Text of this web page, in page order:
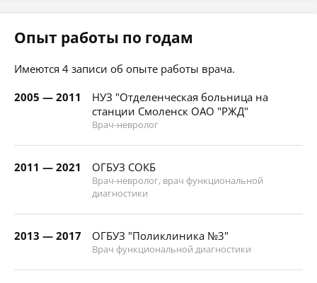
Опыт работы по годам
Имеются 4 записи об опыте работы врача.
2005 — 2011
НУЗ "Отделенческая больница на
станции Смоленск ОАО "РЖД"
Врач-невролог
2011 — 2021 ОГБУЗ СОКБ
Врач-невролог, врач функциональной
диагностики
2013 — 2017 ОГБУЗ "Поликлиника №3"
Врач функциональной диагностики